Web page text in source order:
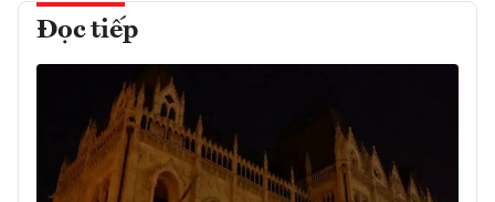
Đọc tiếp